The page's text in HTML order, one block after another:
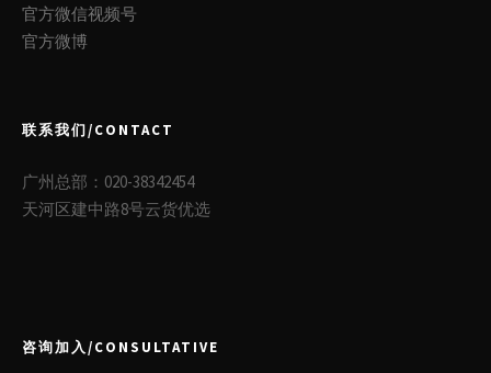
官方微信视频号
官方微博
联系我们/CONTACT
广州总部：020-38342454
天河区建中路8号云货优选
咨询加入/CONSULTATIVE